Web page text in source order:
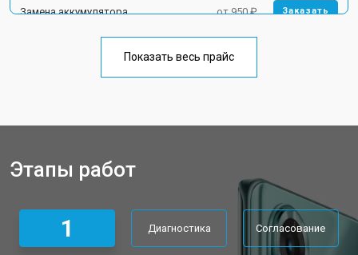
Замена аккумулятора от 950 ₽ Заказать
Ремонт цепи питания от 3200 ₽
Показать весь прайс
Этапы работ
1 Диагностика Согласование